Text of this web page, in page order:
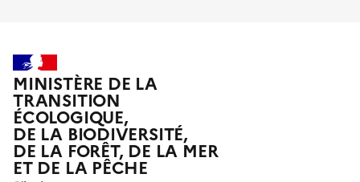
MINISTÈRE DE LA
TRANSITION
ÉCOLOGIQUE,
DE LA BIODIVERSITÉ,
DE LA FORÊT, DE LA MER
ET DE LA PÊCHE